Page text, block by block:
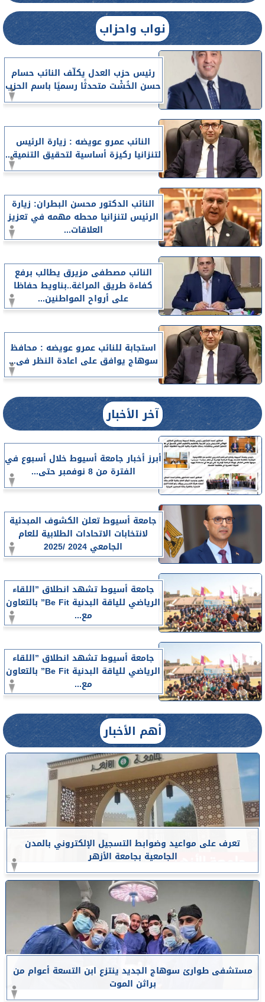
نواب واحزاب
رئيس حزب العدل يكلّف النائب حسام
حسن الخُشْت متحدثًا رسميًا باسم الحزب
النائب عمرو عويضه : زيارة الرئيس
لتنزانيا ركيزة أساسية لتحقيق التنمية...
النائب الدكتور محسن البطران: زيارة
الرئيس لتنزانيا محطه مهمه في تعزيز
العلاقات...
النائب مصطفى مزيرق يطالب برفع
كفاءة طريق المراغة..بناويط حفاظا
على أرواح المواطنين...
استجابة للنائب عمرو عويضه : محافظ
سوهاج يوافق على اعادة النظر فى...
آخر الأخبار
أبرز أخبار جامعة أسيوط خلال أسبوع في
الفترة من 8 نوفمبر حتى...
جامعة أسيوط تعلن الكشوف المبدئية
لانتخابات الاتحادات الطلابية للعام
الجامعي 2024 /2025
جامعة أسيوط تشهد انطلاق ”اللقاء
الرياضي للياقة البدنية Be Fit” بالتعاون
مع...
جامعة أسيوط تشهد انطلاق ”اللقاء
الرياضي للياقة البدنية Be Fit” بالتعاون
مع...
أهم الأخبار
تعرف على مواعيد وضوابط التسجيل الإلكتروني بالمدن
الجامعية بجامعة الأزهر
مستشفى طوارئ سوهاج الجديد ينتزع ابن التسعة أعوام من
براثن الموت